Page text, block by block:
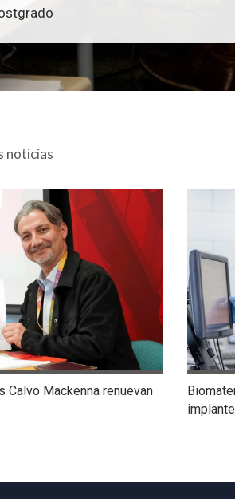
noticias
Calvo Mackenna renuevan